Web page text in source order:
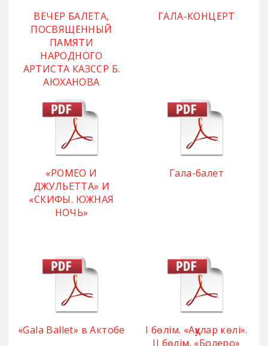
ВЕЧЕР БАЛЕТА,
ПОСВЯЩЕННЫЙ
ПАМЯТИ
НАРОДНОГО
АРТИСТА КАЗССР Б.
АЮХАНОВА
ГАЛА-КОНЦЕРТ
«РОМЕО И
ДЖУЛЬЕТТА» И
«СКИФЫ. ЮЖНАЯ
НОЧЬ»
Гала-балет
«Gala Ballet» в Актобе
І бөлім. «Аққулар көлі».
ІІ бөлім. «Болеро»